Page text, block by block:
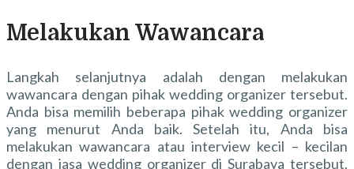
Melakukan Wawancara
Langkah selanjutnya adalah dengan melakukan
wawancara dengan pihak wedding organizer tersebut.
Anda bisa memilih beberapa pihak wedding organizer
yang menurut Anda baik. Setelah itu, Anda bisa
melakukan wawancara atau interview kecil – kecilan
dengan jasa wedding organizer di Surabaya tersebut.